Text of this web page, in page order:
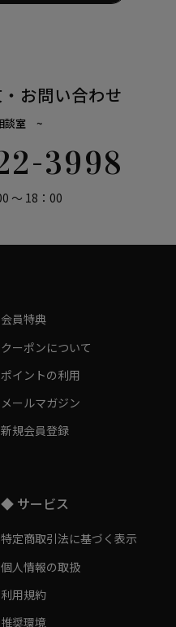
お問い合わせ
談室 ~
3998
～ 18：00
会員特典
クーポンについて
ポイントの利用
メールマガジン
新規会員登録
◆ サービス
特定商取引法に基づく表示
個人情報の取扱
利用規約
推奨環境